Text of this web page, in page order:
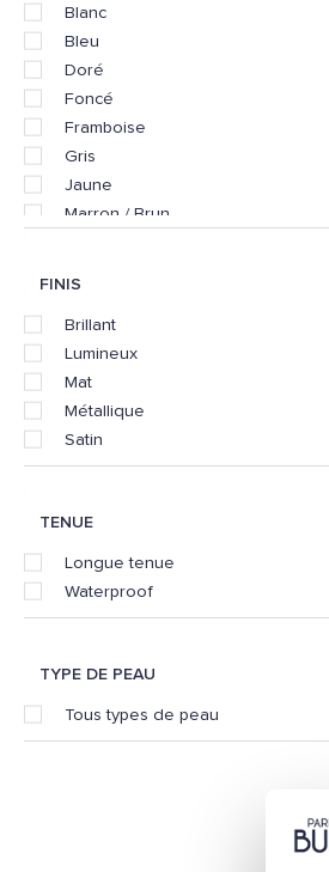
Blanc
Bleu
Doré
Foncé
Framboise
Gris
Jaune
Marron / Brun
Oranger
Prune
Rose
Rouge
Universelle
Vert
FINIS
Brillant
Lumineux
Mat
Métallique
Satin
TENUE
Longue tenue
Waterproof
TYPE DE PEAU
Tous types de peau